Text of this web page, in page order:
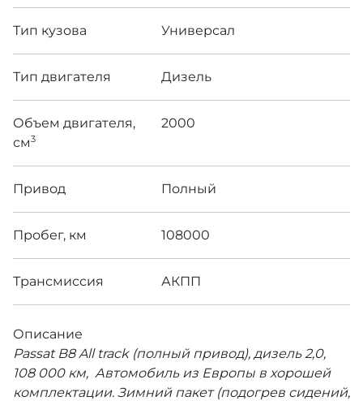
Тип кузова Универсал
Тип двигателя Дизель
Объем двигателя,
см3
2000
Привод Полный
Пробег, км 108000
Трансмиссия АКПП
Описание
Passat B8 All track (полный привод), дизель 2,0,
108 000 км, Автомобиль из Европы в хорошей
комплектации. Зимний пакет (подогрев сидений,